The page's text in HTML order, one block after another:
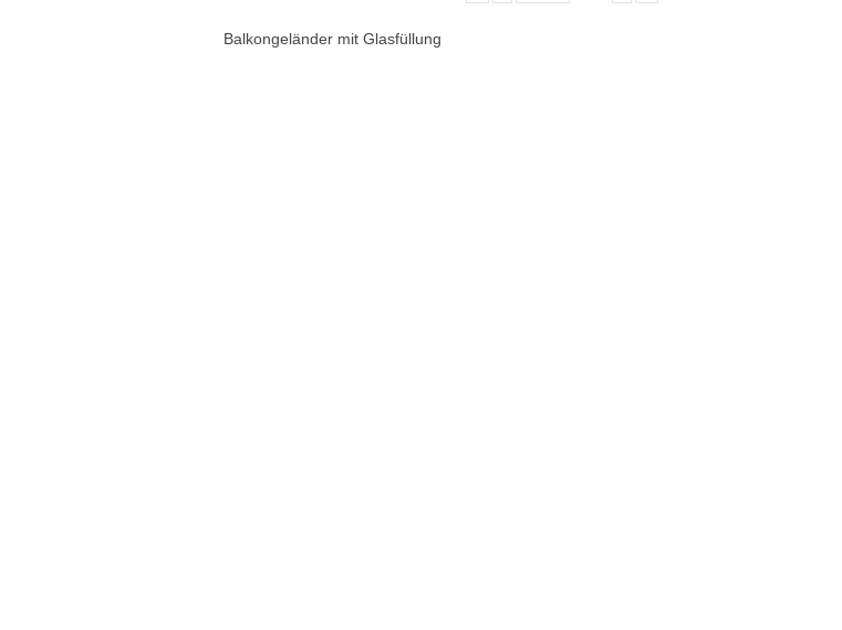
Balkongeländer mit Glasfüllung